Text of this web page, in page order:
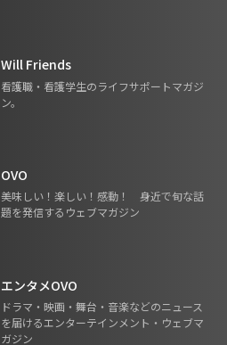
Will Friends
看護職・看護学生のライフサポートマガジ
ン。
OVO
美味しい！楽しい！感動！ 身近で旬な話
題を発信するウェブマガジン
エンタメOVO
ドラマ・映画・舞台・音楽などのニュース
を届けるエンターテインメント・ウェブマ
ガジン